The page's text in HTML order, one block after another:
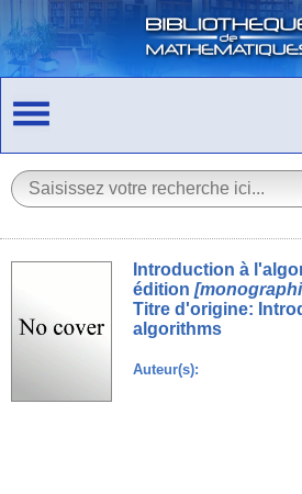
Introduction à
édition
Titre d'origine:
algorithms
Auteur(s):